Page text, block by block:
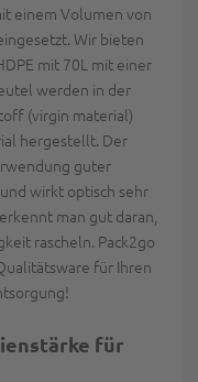
einem Volumen von
Wir bieten
mit 70L mit einer
werden in der
(virgin material)
hergestellt. Der
guter
wirkt optisch sehr
man gut daran,
rascheln. Pack2go
für Ihren
für